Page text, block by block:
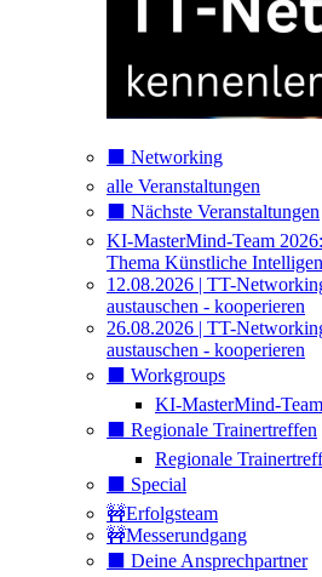
⬛️ Networking
alle Veranstaltungen
⬛️ Nächste Veranstaltungen
KI-MasterMind-Team
Thema Künstliche
12.08.2026 | TT-
austauschen - kooperieren
26.08.2026 | TT-
austauschen - kooperieren
⬛️ Workgroups
KI-MasterMind-Team
⬛️ Regionale Trainertreffen
Regionale
⬛️ Special
🚧Erfolgsteam
🚧Messerundgang
⬛️ Deine Ansprechpartner